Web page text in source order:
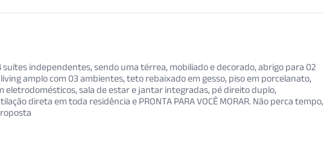
independentes, sendo uma térrea, mobiliado e decorado, abrigo para 02
amplo com 03 ambientes, teto rebaixado em gesso, piso em porcelanato,
sala de estar e jantar integradas, pé direito duplo,
direta em toda residência e PRONTA PARA VOCÊ MORAR. Não perca tempo,